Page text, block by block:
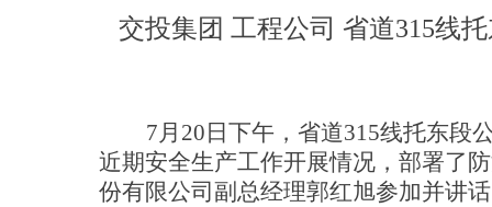
交投集团 工程公司 省道315线
7月 20 日下午， 省道315线托东段
近期安全生产工作开展情况，部署了
份有限公司 副总经理郭红旭参加并讲